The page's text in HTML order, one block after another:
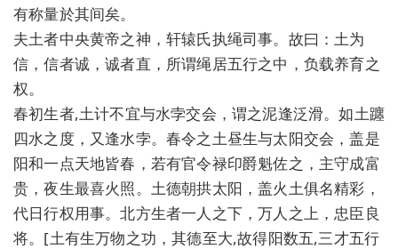
有称量於其间矣。
夫土者中央黄帝之神，轩辕氏执绳司事。故曰：土为
信，信者诚，诚者直，所谓绳居五行之中，负载养育之
权。
春初生者,土计不宜与水孛交会，谓之泥逢泛滑。如土躔
四水之度，又逢水孛。春令之土昼生与太阳交会，盖是
阳和一点天地皆春，若有官令禄印爵魁佐之，主守成富
贵，夜生最喜火照。土德朝拱太阳，盖火土俱名精彩，
代日行权用事。北方生者一人之下，万人之上，忠臣良
将。[土有生万物之功，其德至大,故得阳数五,三才五行